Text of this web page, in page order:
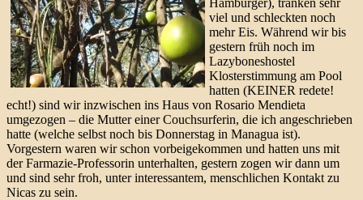
viel und schleckten noch
mehr Eis. Während wir bis
gestern früh noch im
Lazyboneshostel
Klosterstimmung am Pool
hatten (KEINER redete!
echt!) sind wir inzwischen ins Haus von Rosario Mendieta
umgezogen – die Mutter einer Couchsurferin, die ich angeschrieben
hatte (welche selbst noch bis Donnerstag in Managua ist).
Vorgestern waren wir schon vorbeigekommen und hatten uns mit
der Farmazie-Professorin unterhalten, gestern zogen wir dann um
und sind sehr froh, unter interessantem, menschlichen Kontakt zu
Nicas zu sein.